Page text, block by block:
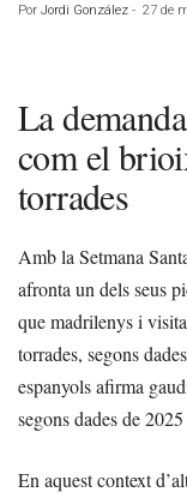
Por Jordi González - 27 de
La
com el
torrades
Amb la Setmana
afronta un dels seus
que madrilenys i
torrades, segons
espanyols afirma
segons dades de
En aquest context